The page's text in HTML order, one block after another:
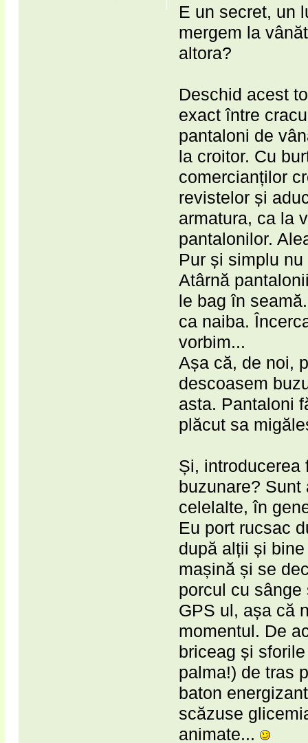
E un secret, un
mergem la
altora?
Deschid acest
exact între
pantaloni de
la croitor. Cu
comercianților
revistelor și
armatura, ca la
pantalonilor.
Pur și simplu
Atârnă
le bag în
ca naiba.
vorbim...
Așa că, de noi,
descoasem
asta. Pantaloni
plăcut sa
Și, introducerea
buzunare?
celelalte, în
Eu port rucsac
după alții și
mașină și se
porcul cu
GPS ul, așa că
momentul. De
briceag și
palma!) de tras
baton
scăzuse
animate...